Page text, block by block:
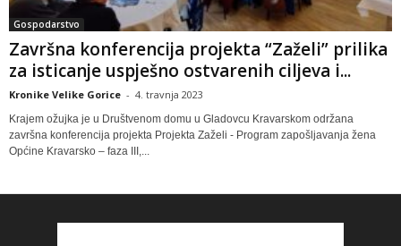
Gospodarstvo
Završna konferencija projekta “Zaželi” prilika
za isticanje uspješno ostvarenih ciljeva i...
Kronike Velike Gorice - 4. travnja 2023
Krajem ožujka je u Društvenom domu u Gladovcu Kravarskom održana
završna konferencija projekta Projekta Zaželi - Program zapošljavanja žena
Općine Kravarsko – faza III,...